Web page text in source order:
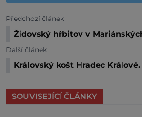
Předchozí článek
Židovský hřbitov v
Další článek
Královský košt Hradec Králové.
SOUVISEJÍCÍ ČLÁNKY